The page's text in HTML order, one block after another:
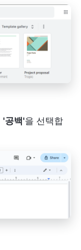
'공백'을 선택합